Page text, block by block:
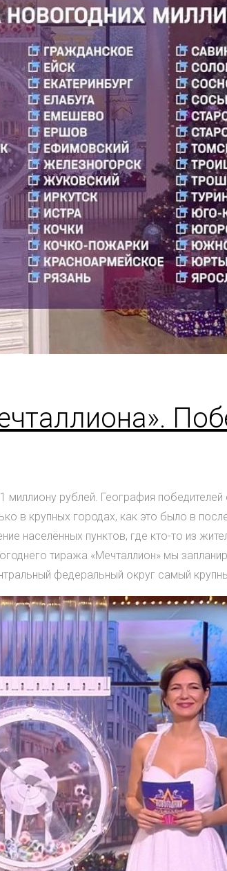
рублей. География
в крупных городах, как это было в
населённых пунктов, где кто-то из
тиража «Мечталлион» мы
федеральный округ самый